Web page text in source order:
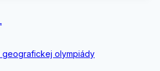
olympiády